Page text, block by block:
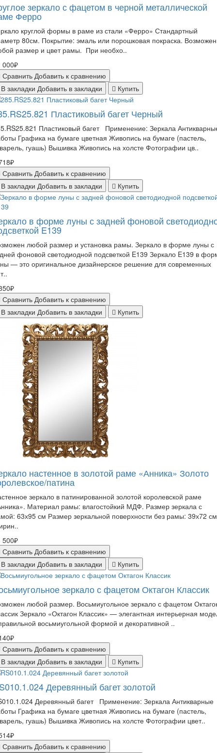
зеркало с фацетом в черной металлической
Ферро
круглой формы в раме из стали «Ферро» Стандартный
80см. Покрытие: эмаль или порошковая покраска. Возможен
размер и цвет рамы. При необхо..
000₽
Сравнить Добавить к сравнению
закладки Добавить в закладки Купить
Пластиковый багет Черный
Пластиковый багет Применение: Зеркала
Графика на бумаге цветная Живопись на бумаге (пастель,
гуашь) Вышивка Живопись на холсте Фотографии цв..
Сравнить Добавить к сравнению
закладки Добавить в закладки Купить
в форме луны с задней фоновой
E139
любой размер и установка рамы. Зеркало в форме луны с
фоновой светодиодной подсветкой E139 Зеркало E139 в
— это оригинальное дизайнерское решение для современных
Сравнить Добавить к сравнению
закладки Добавить в закладки Купить
настенное в золотой раме «Анника» Золото
патина
зеркало в патинированной золотой королевской раме
Материал рамы: влагостойкий МДФ. Размер зеркала с
63х95 см Размер зеркальной поверхности без рамы: 39х72 см
500₽
Сравнить Добавить к сравнению
закладки Добавить в закладки Купить
зеркало с фацетом Октагон Классик
любой размер. Восьмиугольное зеркало с фацетом
Зеркало «Октагон Классик» — элегантная интерьерная
восьмиугольной формой и декоративной ..
Сравнить Добавить к сравнению
закладки Добавить в закладки Купить
Деревянный багет золотой
Деревянный багет Применение: Зеркала Антикварные
Графика на бумаге цветная Живопись на бумаге (пастель,
гуашь) Вышивка Живопись на холсте Фотографии цвет..
Сравнить Добавить к сравнению